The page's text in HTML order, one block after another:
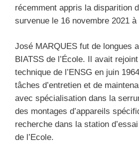
récemment appris la disparition
survenue le 16 novembre 2021 à
José MARQUES fut de longues
BIATSS de l’École. Il avait
technique de l’ENSG en juin
tâches d’entretien et de
avec spécialisation dans la
des montages d’appareils
recherche dans la station
de l’Ecole.